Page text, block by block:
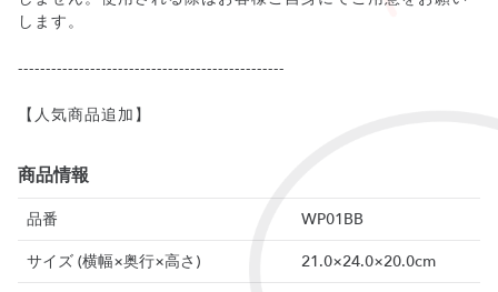
します。
------------------------------------------------
【人気商品追加】
商品情報
品番
WP01BB
サイズ (横幅×奥行×高さ)
21.0×24.0×20.0cm